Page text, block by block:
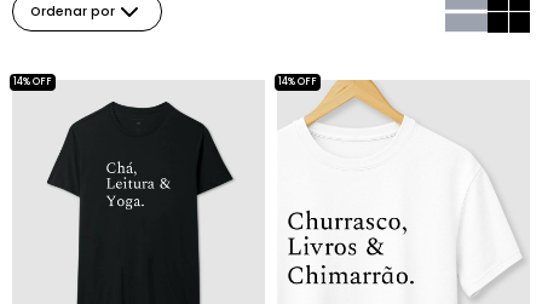
Ordenar por
14% OFF 14% OFF